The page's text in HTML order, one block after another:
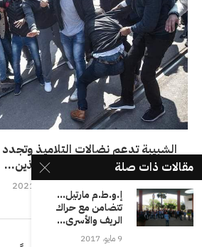
الشبيبة تدعم نضالات التلاميذ
الأساتذة الذين...
مقالات ذات صلة
إ.و.ط.م مارتيل…
تتضامن مع حراك
الريف والأسرى...
9 مايو، 2017